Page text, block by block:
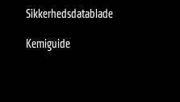
Sikkerhedsdatablade
Kemiguide